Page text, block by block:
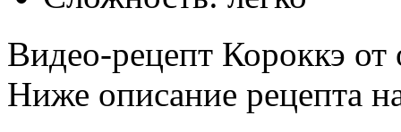
Видео-рецепт Короккэ
Ниже описание рецепта